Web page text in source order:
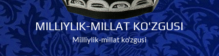
MILLIYLIK-MILLAT KO'ZGUSI
Milliylik-millat ko'zgusi